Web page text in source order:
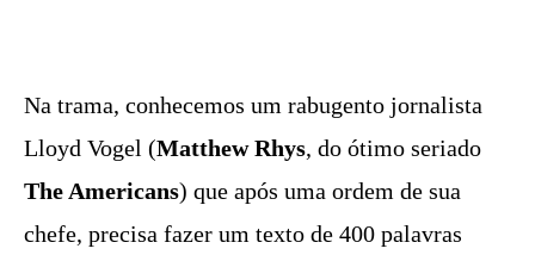
Na trama, conhecemos um rabugento jornalista
Lloyd Vogel (Matthew Rhys, do ótimo seriado
The Americans) que após uma ordem de sua
chefe, precisa fazer um texto de 400 palavras